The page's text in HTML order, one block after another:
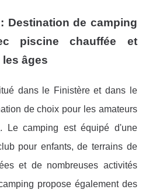
Destination de camping
piscine chauffée et
âges
dans le Finistère et dans le
de choix pour les amateurs
. Le camping est équipé d'une
pour enfants, de terrains de
et de nombreuses activités
propose également des